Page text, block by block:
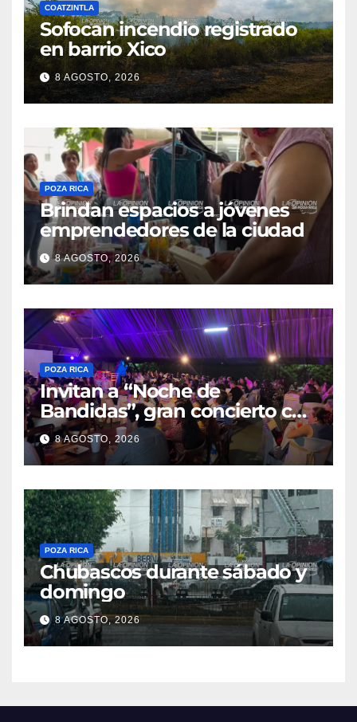
COATZINTLA
Sofocan incendio registrado
en barrio Xico
8 AGOSTO, 2026
POZA RICA
Brindan espacios a jóvenes
emprendedores de la ciudad
8 AGOSTO, 2026
POZA RICA
Invitan a “Noche de
Bandidas”, gran concierto con
causa
8 AGOSTO, 2026
POZA RICA
Chubascos durante sábado y
domingo
8 AGOSTO, 2026